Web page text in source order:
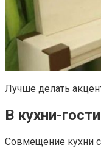
Лучше делать
В кухни-
Совмещение кухни